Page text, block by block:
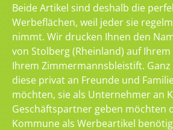
Beide Artikel sind deshalb die
Werbeflächen, weil jeder sie
nimmt. Wir drucken Ihnen den
von Stolberg (Rheinland) auf
Ihrem Zimmermannsbleistift. Ganz
diese privat an Freunde und
möchten, sie als Unternehmer an
Geschäftspartner geben möchten
Kommune als Werbeartikel